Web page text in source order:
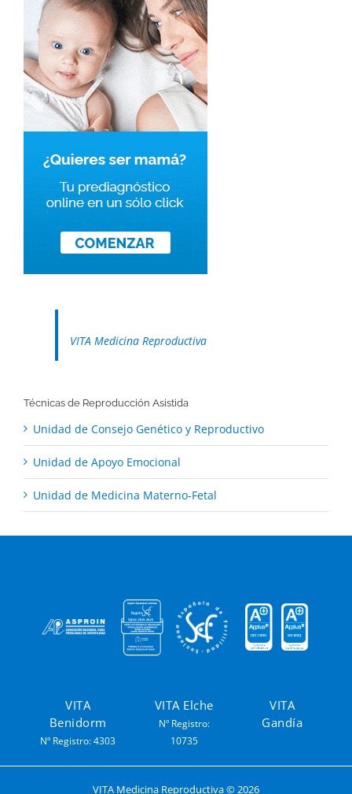
VITA Medicina Reproductiva
Técnicas de Reproducción Asistida
Unidad de Consejo Genético y Reproductivo
Unidad de Apoyo Emocional
Unidad de Medicina Materno-Fetal
VITA
Benidorm
Nº Registro: 4303
VITA Elche
Nº Registro:
10735
VITA
Gandía
VITA Medicina Reproductiva ©2026